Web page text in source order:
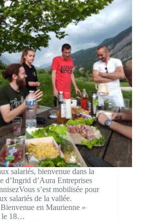
salariés, bienvenue dans la
d’Ingrid d’Aura Entreprises
s’est mobilisée pour
salariés de la vallée.
en Maurienne »
le 18…